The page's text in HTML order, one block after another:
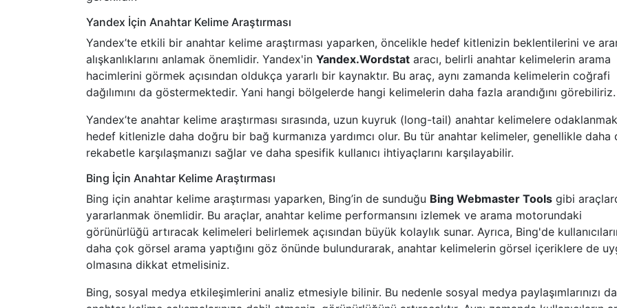
Yandex İçin Anahtar Kelime Araştırması
Yandex’te etkili bir anahtar kelime araştırması yaparken, öncelikle hedef kitlenizin beklentilerini ve
alışkanlıklarını anlamak önemlidir. Yandex'in Yandex.Wordstat aracı, belirli anahtar kelimelerin arama
hacimlerini görmek açısından oldukça yararlı bir kaynaktır. Bu araç, aynı zamanda kelimelerin coğrafi
dağılımını da göstermektedir. Yani hangi bölgelerde hangi kelimelerin daha fazla arandığını görebiliriz.
Yandex’te anahtar kelime araştırması sırasında, uzun kuyruk (long-tail) anahtar kelimelere
hedef kitlenizle daha doğru bir bağ kurmanıza yardımcı olur. Bu tür anahtar kelimeler, genellikle daha
rekabetle karşılaşmanızı sağlar ve daha spesifik kullanıcı ihtiyaçlarını karşılayabilir.
Bing İçin Anahtar Kelime Araştırması
Bing için anahtar kelime araştırması yaparken, Bing’in de sunduğu Bing Webmaster Tools gibi
yararlanmak önemlidir. Bu araçlar, anahtar kelime performansını izlemek ve arama motorundaki
görünürlüğü artıracak kelimeleri belirlemek açısından büyük kolaylık sunar. Ayrıca, Bing'de
daha çok görsel arama yaptığını göz önünde bulundurarak, anahtar kelimelerin görsel içeriklere de
olmasına dikkat etmelisiniz.
Bing, sosyal medya etkileşimlerini analiz etmesiyle bilinir. Bu nedenle sosyal medya paylaşımlarınızı da